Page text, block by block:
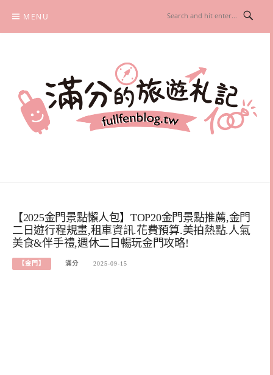
content
MENU
【2025金門景點懶人包】TOP20金門景點推薦,金門
二日遊行程規畫,租車資訊.花費預算.美拍熱點.人氣
美食&伴手禮,週休二日暢玩金門攻略!
【金門】 滿分 2025-09-15